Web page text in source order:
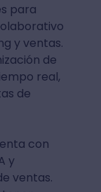
para
y ventas.
de
real,
de
con
y
ventas.